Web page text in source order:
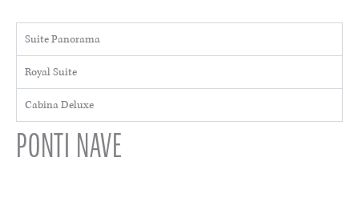
Suite Panorama
Royal Suite
Cabina Deluxe
PONTI NAVE